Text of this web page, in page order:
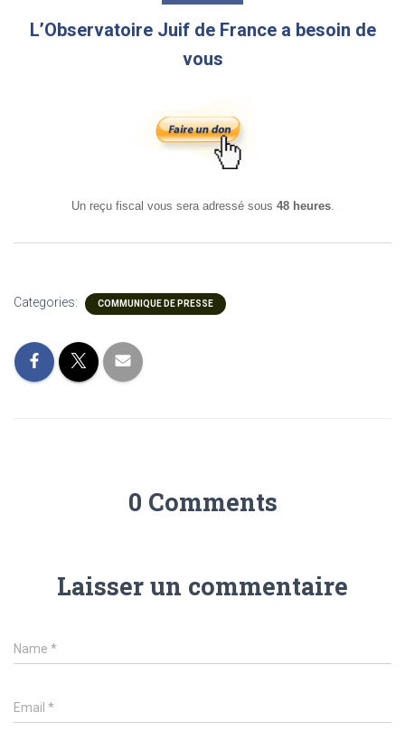
L’Observatoire Juif de France a besoin de
vous
Un reçu fiscal vous sera adressé sous 48 heures.
Categories: COMMUNIQUE DE PRESSE
0 Comments
Laisser un commentaire
Name *
Email *